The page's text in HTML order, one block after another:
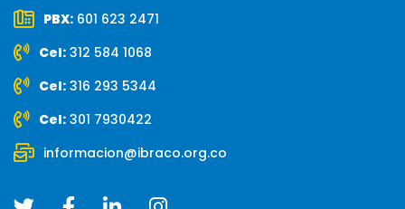
PBX: 601 623 2471
Cel: 312 584 1068
Cel: 316 293 5344
Cel: 301 7930422
informacion@ibraco.org.co